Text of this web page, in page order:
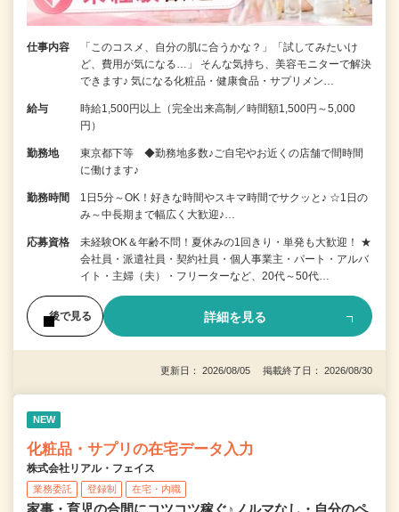
仕事内容
「このコスメ、自分の肌に合うかな？」「試してみたいけ
ど、費用が気になる…」 そんな気持ち、美容モニターで解決
できます♪ 気になる化粧品・健康食品・サプリメン…
給与
時給1,500円以上（完全出来高制／時間額1,500円～5,000
円）
勤務地
東京都下等 ◆勤務地多数♪ご自宅やお近くの店舗で間時間
に働けます♪
勤務時間
1日5分～OK！好きな時間やスキマ時間でサクッと♪ ☆1日の
み～中長期まで幅広く大歓迎♪…
応募資格
未経験OK＆年齢不問！夏休みの1回きり・単発も大歓迎！ ★
会社員・派遣社員・契約社員・個人事業主・パート・アルバ
イト・主婦（夫）・フリーターなど、20代～50代…
後で見る 詳細を見る
更新日： 2026/08/05 掲載終了日： 2026/08/30
NEW
化粧品・サプリの在宅データ入力
株式会社リアル・フェイス
業務委託 登録制 在宅・内職
家事・育児の合間にコツコツ稼ぐ♪ノルマなし・自分のペ